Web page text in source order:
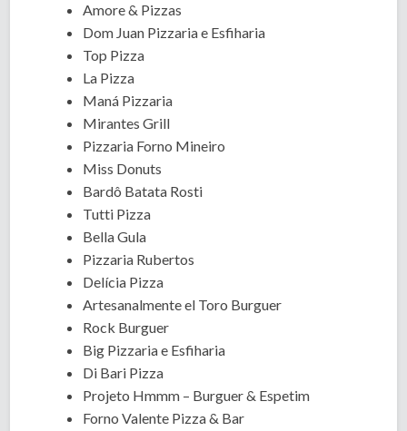
Amore & Pizzas
Dom Juan Pizzaria e Esfiharia
Top Pizza
La Pizza
Maná Pizzaria
Mirantes Grill
Pizzaria Forno Mineiro
Miss Donuts
Bardô Batata Rosti
Tutti Pizza
Bella Gula
Pizzaria Rubertos
Delícia Pizza
Artesanalmente el Toro Burguer
Rock Burguer
Big Pizzaria e Esfiharia
Di Bari Pizza
Projeto Hmmm – Burguer & Espetim
Forno Valente Pizza & Bar